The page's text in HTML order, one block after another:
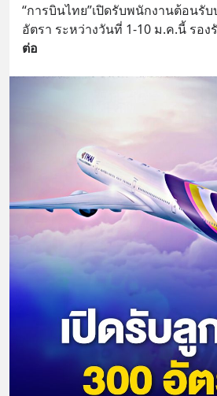
“การบินไทย”เปิดรับพนักงานต้อนรั
อัตรา ระหว่างวันที่ 1-10 ม.ค.นี้ รอง
ต่อ